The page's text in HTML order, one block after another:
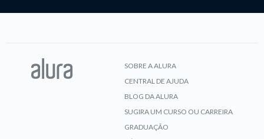
SOBRE A ALURA
CENTRAL DE AJUDA
BLOG DA ALURA
SUGIRA UM CURSO OU CARREIRA
GRADUAÇÃO